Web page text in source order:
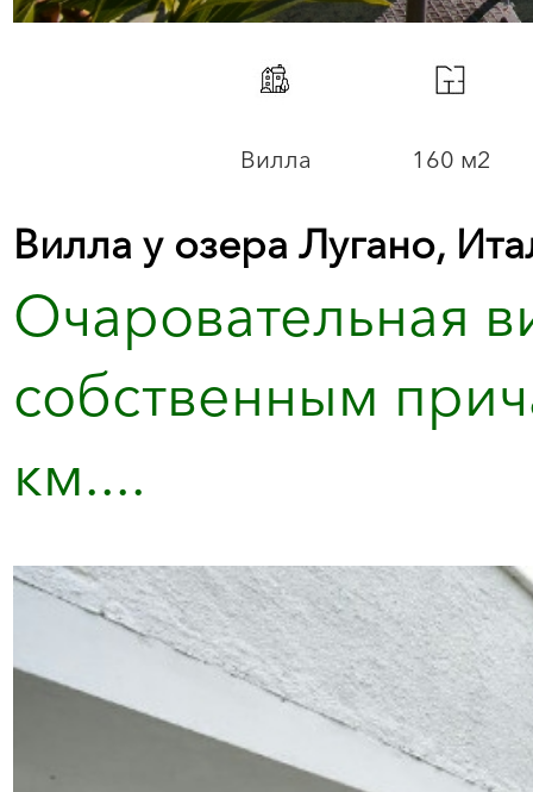
Вилла 160 м2
Вилла у озера Лугано,
Очаровательная
собственным
км....